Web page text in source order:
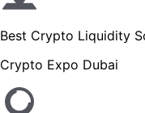
Best Crypto Liquidity
Crypto Expo Dubai